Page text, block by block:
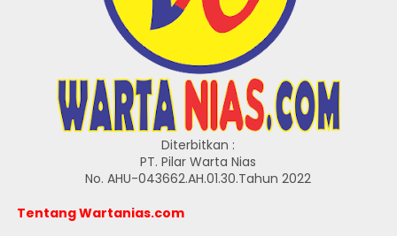
Diterbitkan :
PT. Pilar Warta Nias
No. AHU-043662.AH.01.30.Tahun 2022
Tentang Wartanias.com